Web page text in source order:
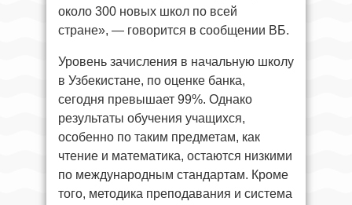
около 300 новых школ по всей
стране», — говорится в сообщении ВБ.
Уровень зачисления в начальную школу
в Узбекистане, по оценке банка,
сегодня превышает 99%. Однако
результаты обучения учащихся,
особенно по таким предметам, как
чтение и математика, остаются низкими
по международным стандартам. Кроме
того, методика преподавания и система